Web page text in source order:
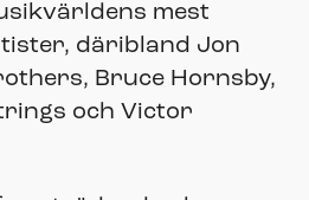
mest
däribland Jon
Bruce Hornsby,
och Victor